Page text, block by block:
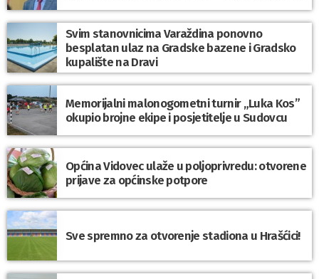
Svim stanovnicima Varaždina ponovno
besplatan ulaz na Gradske bazene i Gradsko
kupalište na Dravi
Memorijalni malonogometni turnir „Luka Kos”
okupio brojne ekipe i posjetitelje u Sudovcu
Općina Vidovec ulaže u poljoprivredu: otvorene
prijave za općinske potpore
Sve spremno za otvorenje stadiona u Hrašćici!